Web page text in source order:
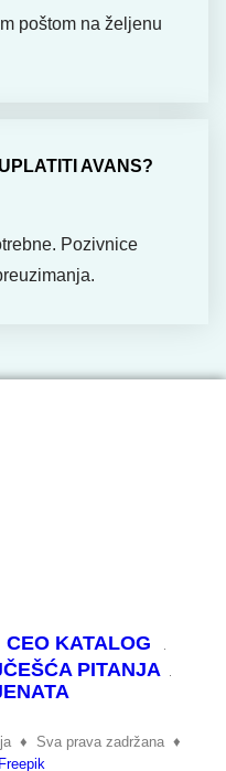
poštom na željenu
AVANS?
Pozivnice
CEO KATALOG
PITANJA
♦ Sva prava zadržana ♦
Freepik